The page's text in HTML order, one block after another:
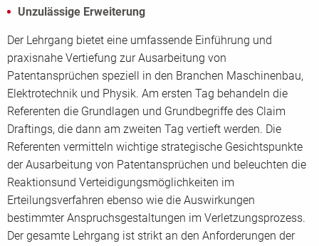
Unzulässige Erweiterung
Der Lehrgang bietet eine umfassende Einführung und
praxisnahe Vertiefung zur Ausarbeitung von
Patentansprüchen speziell in den Branchen Maschinenbau,
Elektrotechnik und Physik. Am ersten Tag behandeln die
Referenten die Grundlagen und Grundbegriffe des Claim
Draftings, die dann am zweiten Tag vertieft werden. Die
Referenten vermitteln wichtige strategische Gesichtspunkte
der Ausarbeitung von Patentansprüchen und beleuchten die
Reaktionsund Verteidigungsmöglichkeiten im
Erteilungsverfahren ebenso wie die Auswirkungen
bestimmter Anspruchsgestaltungen im Verletzungsprozess.
Der gesamte Lehrgang ist strikt an den Anforderungen der